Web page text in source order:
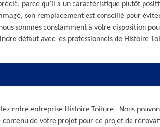
parce qu’il a un caractéristique plutôt
son remplacement est conseillé pour
sommes constamment à votre disposition
défaut avec les professionnels de Histoire
notre entreprise Histoire Toiture . Nous
de votre projet pour ce projet de